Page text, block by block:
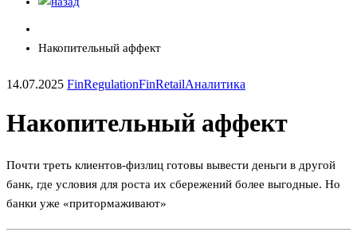
Накопительный аффект
14.07.2025 FinRegulationFinRetailАналитика
Накопительный аффект
Почти треть клиентов-физлиц готовы вывести деньги в другой
банк, где условия для роста их сбережений более выгодные. Но
банки уже «притормаживают»